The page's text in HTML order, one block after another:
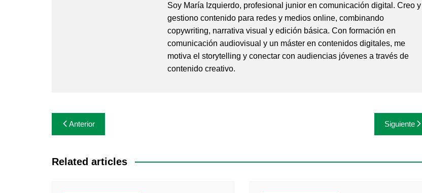
Soy María Izquierdo, profesional junior en comunicación digital. Creo y
gestiono contenido para redes y medios online, combinando
copywriting, narrativa visual y edición básica. Con formación en
comunicación audiovisual y un máster en contenidos digitales, me
motiva el storytelling y conectar con audiencias jóvenes a través de
contenido creativo.
Navegación
de
entradas
Anterior Siguiente
Related articles